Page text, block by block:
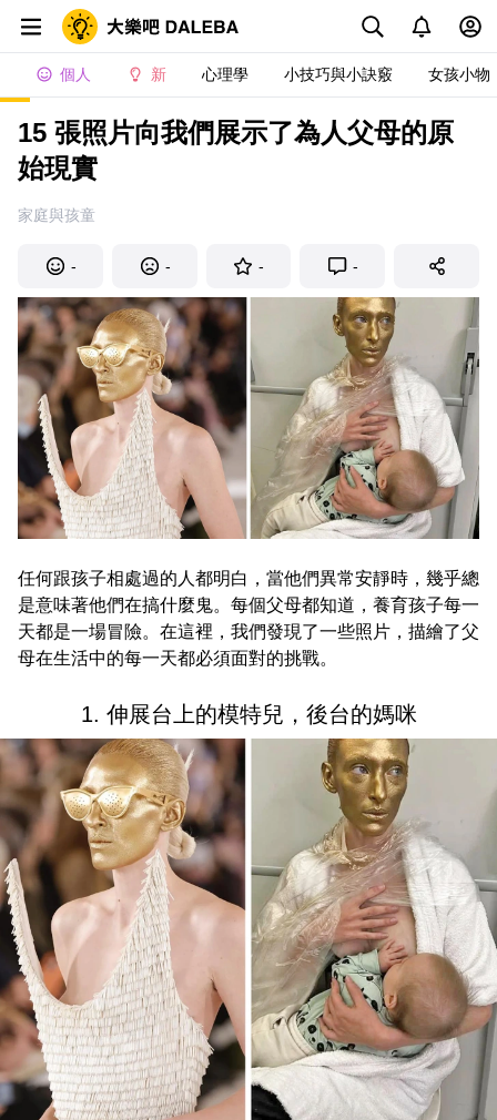
個人 新 心理學 小技巧與小訣竅 女孩小物
15 張照片向我們展示了為人父母的原
始現實
家庭與孩童
- - - -
任何跟孩子相處過的人都明白，當他們異常安靜時，幾乎總
是意味著他們在搞什麼鬼。每個父母都知道，養育孩子每一
天都是一場冒險。在這裡，我們發現了一些照片，描繪了父
母在生活中的每一天都必須面對的挑戰。
1. 伸展台上的模特兒，後台的媽咪